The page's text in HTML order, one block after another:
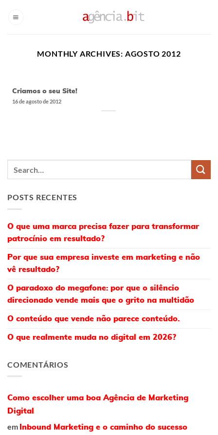
MONTHLY ARCHIVES: AGOSTO 2012
Criamos o seu Site!
16 de agosto de 2012
POSTS RECENTES
O que uma marca precisa fazer para transformar
patrocínio em resultado?
Por que sua empresa investe em marketing e não
vê resultado?
O paradoxo do megafone: por que o silêncio
direcionado vende mais que o grito na multidão
O conteúdo que vende não parece conteúdo.
O que realmente muda no digital em 2026?
COMENTÁRIOS
Como escolher uma boa Agência de Marketing
Digital
em Inbound Marketing e o caminho do sucesso